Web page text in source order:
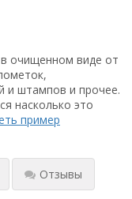
в очищенном виде от
и штампов и прочее.
насколько это
пример
Отзывы